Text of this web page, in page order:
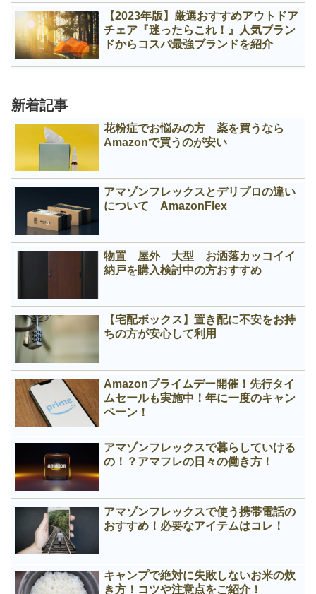
【2023年版】厳選おすすめアウトドア
チェア『迷ったらこれ！』人気ブラン
ドからコスパ最強ブランドを紹介
新着記事
花粉症でお悩みの方 薬を買うなら
Amazonで買うのが安い
アマゾンフレックスとデリプロの違い
について AmazonFlex
物置 屋外 大型 お洒落カッコイイ
納戸を購入検討中の方おすすめ
【宅配ボックス】置き配に不安をお持
ちの方が安心して利用
Amazonプライムデー開催！先行タイ
ムセールも実施中！年に一度のキャン
ペーン！
アマゾンフレックスで暮らしていける
の！？アマフレの日々の働き方！
アマゾンフレックスで使う携帯電話の
おすすめ！必要なアイテムはコレ！
キャンプで絶対に失敗しないお米の炊
き方！コツや注意点をご紹介！